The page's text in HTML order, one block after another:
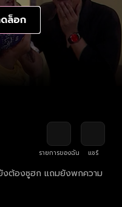
ล็อก
รายการของฉัน
แชร์
งต้องซูฮก แถมยังพกความ